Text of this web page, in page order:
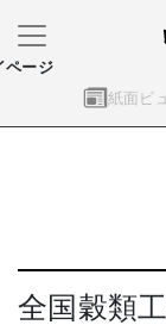
紙面ビ
ページ
全国穀類